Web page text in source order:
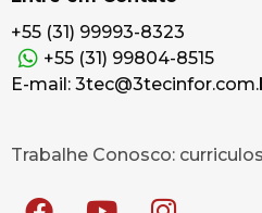
+55 (31) 99993-8323
+55 (31) 99804-8515
E-mail:
Trabalhe Conosco: